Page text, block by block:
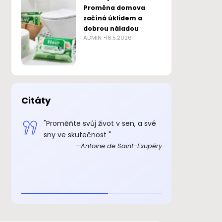
Proměna domova
začíná úklidem a
dobrou náladou
ADMIN 16.5.2026
Citáty
"Proměňte svůj život v sen, a své
sny ve skutečnost "
Antoine de Saint-Exupéry